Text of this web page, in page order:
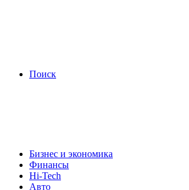
Поиск
Бизнес и экономика
Финансы
Hi-Tech
Авто